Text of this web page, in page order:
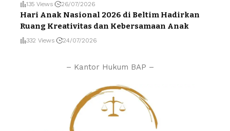
135 Views 26/07/2026
Hari Anak Nasional 2026 di Beltim Hadirkan
Ruang Kreativitas dan Kebersamaan Anak
332 Views 24/07/2026
– Kantor Hukum BAP –